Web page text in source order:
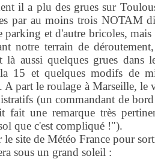
il a plu des grues sur
par au moins trois NOTAM
parking et d'autre bricoles,
notre terrain de
aussi quelques grues dans
15 et quelques modifs de
A part le roulage à Marseille, le
(un commandant de
fait une remarque très
que c'est compliqué !").
site de Météo France pour
sous un grand soleil :